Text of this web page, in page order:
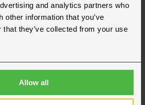
and analytics partners who
other information that you’ve
that they’ve collected from your use
Allow all